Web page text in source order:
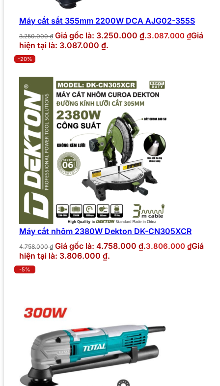
Máy cắt sắt 355mm 2200W DCA AJG02-355S
3.250.000₫ Giá gốc là: 3.250.000 ₫.3.087.000 ₫Giá
hiện tại là: 3.087.000 ₫.
-20%
Máy cắt nhôm 2380W Dekton DK-CN305XCR
4.758.000₫ Giá gốc là: 4.758.000 ₫.3.806.000 ₫Giá
hiện tại là: 3.806.000 ₫.
-5%